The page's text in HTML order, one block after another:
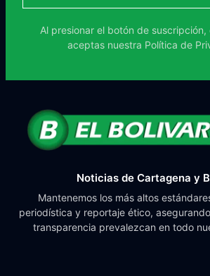
Al presionar el botón de
aceptas nuestra Política de
Noticias de Cartagena y
Mantenemos los más altos
periodística y reportaje ético,
transparencia prevalezcan en todo